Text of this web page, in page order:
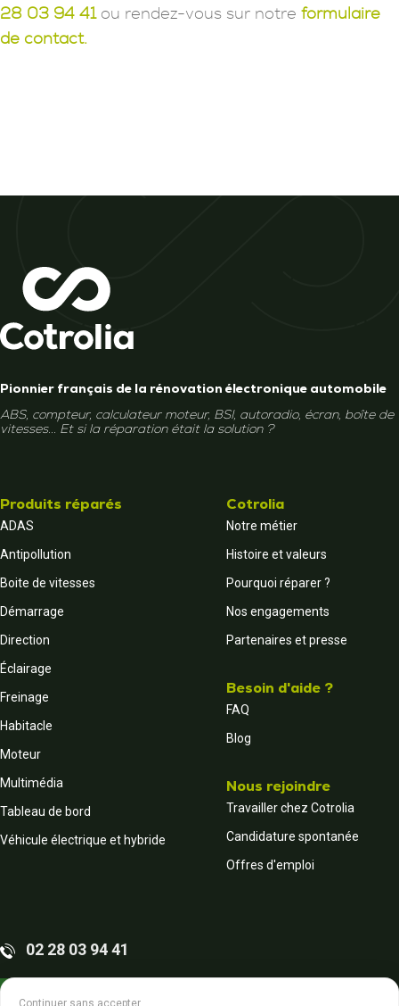
28 03 94 41ou rendez-vous sur notre formulaire
de contact.
Pionnier français de la rénovation électronique automobile
ABS, compteur, calculateur moteur, BSI, autoradio, écran, boîte de
vitesses... Et si la réparation était la solution ?
Produits réparés
ADAS
Antipollution
Boite de vitesses
Démarrage
Direction
Éclairage
Freinage
Habitacle
Moteur
Multimédia
Tableau de bord
Véhicule électrique et hybride
Cotrolia
Notre métier
Histoire et valeurs
Pourquoi réparer ?
Nos engagements
Partenaires et presse
Besoin d'aide ?
FAQ
Blog
Nous rejoindre
Travailler chez Cotrolia
Candidature spontanée
Offres d'emploi
02 28 03 94 41
Continuer sans accepter